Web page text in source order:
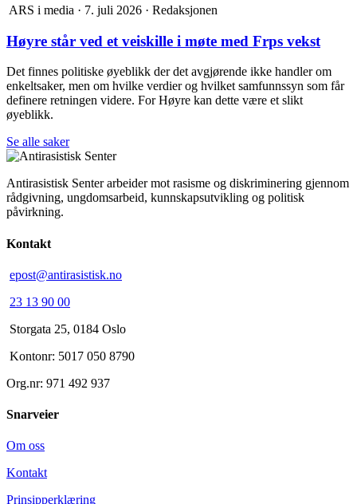
ARS i media · 7. juli 2026 · Redaksjonen
Høyre står ved et veiskille i møte med Frps vekst
Det finnes politiske øyeblikk der det avgjørende ikke handler om
enkeltsaker, men om hvilke verdier og hvilket samfunnssyn som får
definere retningen videre. For Høyre kan dette være et slikt
øyeblikk.
Se alle saker
Antirasistisk Senter arbeider mot rasisme og diskriminering gjennom
rådgivning, ungdomsarbeid, kunnskapsutvikling og politisk
påvirkning.
Kontakt
epost@antirasistisk.no
23 13 90 00
Storgata 25, 0184 Oslo
Kontonr: 5017 050 8790
Org.nr: 971 492 937
Snarveier
Om oss
Kontakt
Prinsipperklæring